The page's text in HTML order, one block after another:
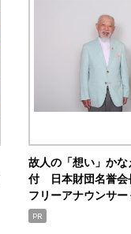
故人の「想い」か
付 日本財団名誉会
フリーアナウンサ
PR